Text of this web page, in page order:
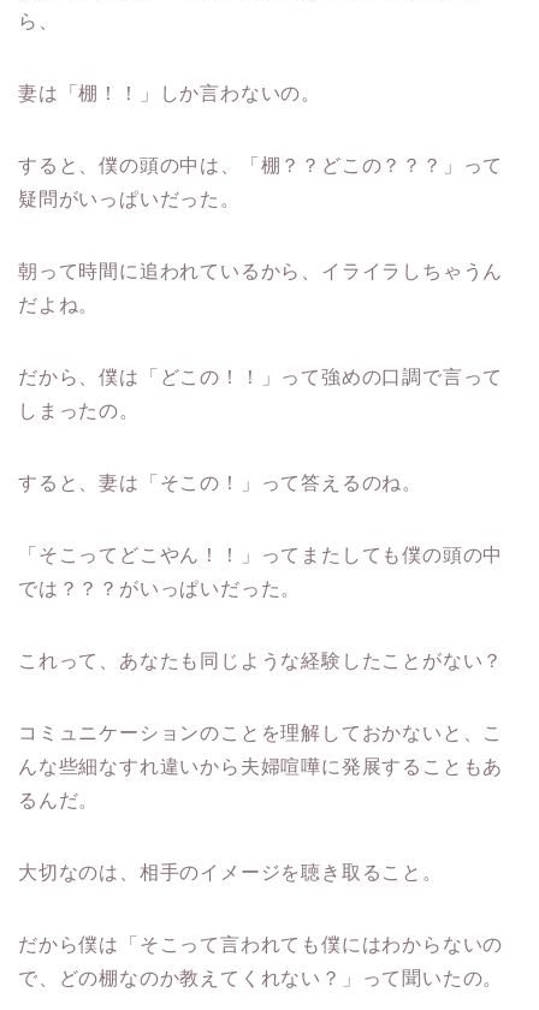
ら、
妻は「棚！！」しか言わないの。
すると、僕の頭の中は、「棚？？どこの？？？」って
疑問がいっぱいだった。
朝って時間に追われているから、イライラしちゃうん
だよね。
だから、僕は「どこの！！」って強めの口調で言って
しまったの。
すると、妻は「そこの！」って答えるのね。
「そこってどこやん！！」ってまたしても僕の頭の中
では？？？がいっぱいだった。
これって、あなたも同じような経験したことがない？
コミュニケーションのことを理解しておかないと、こ
んな些細なすれ違いから夫婦喧嘩に発展することもあ
るんだ。
大切なのは、相手のイメージを聴き取ること。
だから僕は「そこって言われても僕にはわからないの
で、どの棚なのか教えてくれない？」って聞いたの。